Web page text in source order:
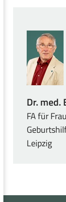
Dr. med.
FA für
Leipzig